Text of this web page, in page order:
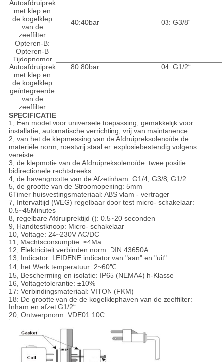
Autoafdruiprek
met klep en
de kogelklep
van de
zeeffilter
40:40bar 03: G3/8“
Opteren-B:
Opteren-B
Tijdopnemer
Autoafdruiprek
met klep en
de kogelklep
geïntegreerde
van de
zeeffilter
80:80bar 04: G1/2“
SPECIFICATIE
1, Één model voor universele toepassing, gemakkelijk voor
installatie, automatische verrichting, vrij van maintanence
2, van het de klepmessing van de Afdruipreksolenoïde de
materiële norm, roestvrij staal en explosiebestendig volgens
vereiste
3, de klepmotie van de Afdruipreksolenoïde: twee positie
bidirectionele rechtstreeks
4, de havengrootte van de Afzetinham: G1/4, G3/8, G1/2
5, de grootte van de Stroomopening: 5mm
6Timer huisvestingsmateriaal: ABS vlam - vertrager
7, Intervaltijd (WEG) regelbaar door test micro- schakelaar:
0.5~45Minutes
8, regelbare Afdruiprektijd (): 0.5~20 seconden
9, Handtestknoop: Micro- schakelaar
10, Voltage: 24~230V AC/DC
11, Machtsconsumptie: ≤4Ma
12, Elektriciteit verbinden norm: DIN 43650A
13, Indicator: LEIDENE indicator van "aan" en "uit"
14, het Werk temperatuur: 2~60℃
15, Bescherming en isolatie: IP65 (NEMA4) h-Klasse
16, Voltagetolerantie: ±10%
17: Verbindingsmateriaal: VITON (FKM)
18: De grootte van de de kogelklephaven van de zeeffilter:
Inham en afzet G1/2“
20, Ontwerpnorm: VDE01 10C